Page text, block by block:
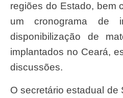
regiões do Estado, bem
um cronograma de
disponibilização de
implantados no Ceará,
discussões.
O secretário estadual de Saúde, Cipriano Maia,